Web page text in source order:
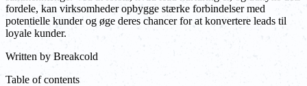
fordele, kan virksomheder opbygge stærke forbindelser med
potentielle kunder og øge deres chancer for at konvertere leads til
loyale kunder.
Written by Breakcold
Table of contents